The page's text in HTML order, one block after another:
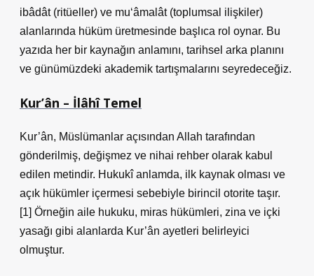
ibâdât (ritüeller) ve mu‘âmalât (toplumsal ilişkiler)
alanlarında hüküm üretmesinde başlıca rol oynar. Bu
yazıda her bir kaynağın anlamını, tarihsel arka planını
ve günümüzdeki akademik tartışmalarını seyredeceğiz.
Kur’ân – İlâhî Temel
Kur’ân, Müslümanlar açısından Allah tarafından
gönderilmiş, değişmez ve nihai rehber olarak kabul
edilen metindir. Hukukî anlamda, ilk kaynak olması ve
açık hükümler içermesi sebebiyle birincil otorite taşır.
[1] Örneğin aile hukuku, miras hükümleri, zina ve içki
yasağı gibi alanlarda Kur’ân ayetleri belirleyici
olmuştur.